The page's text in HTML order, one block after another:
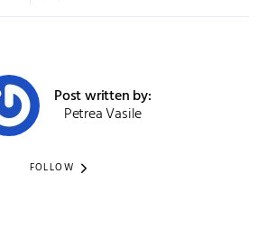
Post written by:
Petrea Vasile
FOLLOW